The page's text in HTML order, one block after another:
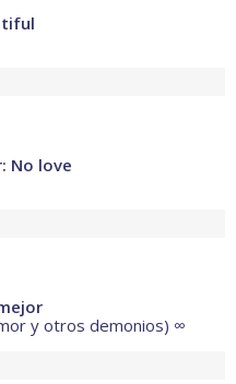
No love
y otros demonios) ∞